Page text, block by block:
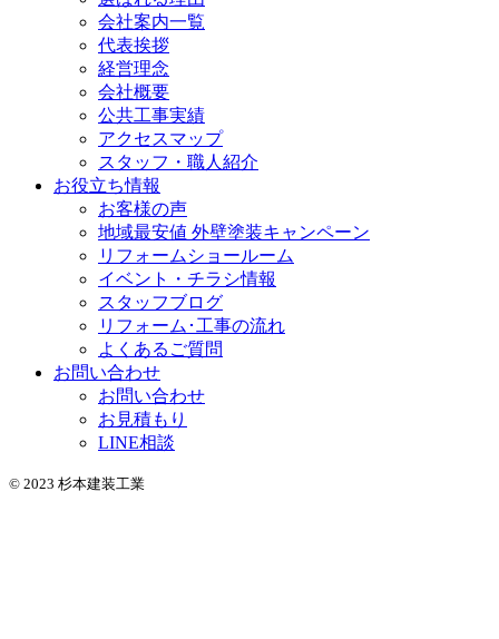
会社案内一覧
代表挨拶
経営理念
会社概要
公共工事実績
アクセスマップ
スタッフ・職人紹介
お役立ち情報
お客様の声
地域最安値 外壁塗装キャンペーン
リフォームショールーム
イベント・チラシ情報
スタッフブログ
リフォーム･工事の流れ
よくあるご質問
お問い合わせ
お問い合わせ
お見積もり
LINE相談
© 2023 杉本建装工業